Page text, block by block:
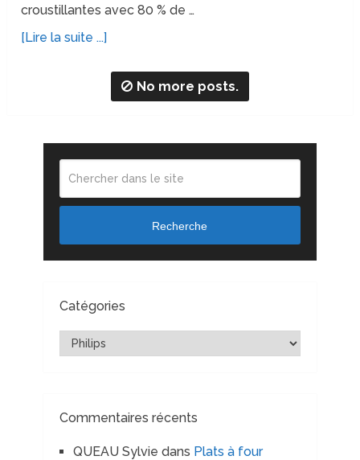
croustillantes avec 80 % de …
[Lire la suite ...]
No more posts.
Recherche
Catégories
Catégories
Commentaires récents
QUEAU Sylvie dans Plats à four